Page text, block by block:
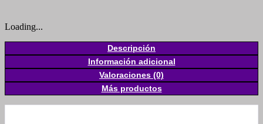
Loading...
Descripción
Información adicional
Valoraciones (0)
Más productos